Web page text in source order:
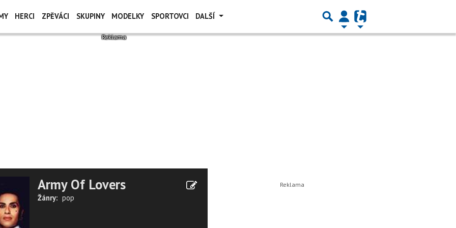
HERCI ZPĚVÁCI SKUPINY MODELKY SPORTOVCI DALŠÍ
Army Of Lovers
Žánry: pop